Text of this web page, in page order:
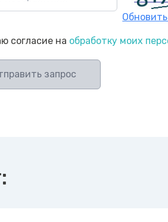
согласие на обработку моих
запрос